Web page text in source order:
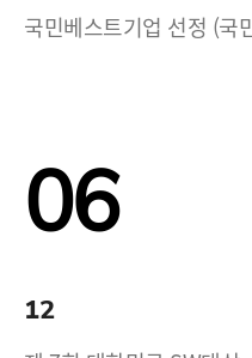
국민베스트기업 선정 (국
06
12